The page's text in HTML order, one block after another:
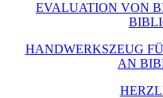
EVALUATION VON
HANDWERKSZEUG
AN